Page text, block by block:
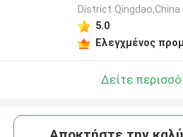
District Qingdao,China
5.0
Ελεγχμένος
Δείτε